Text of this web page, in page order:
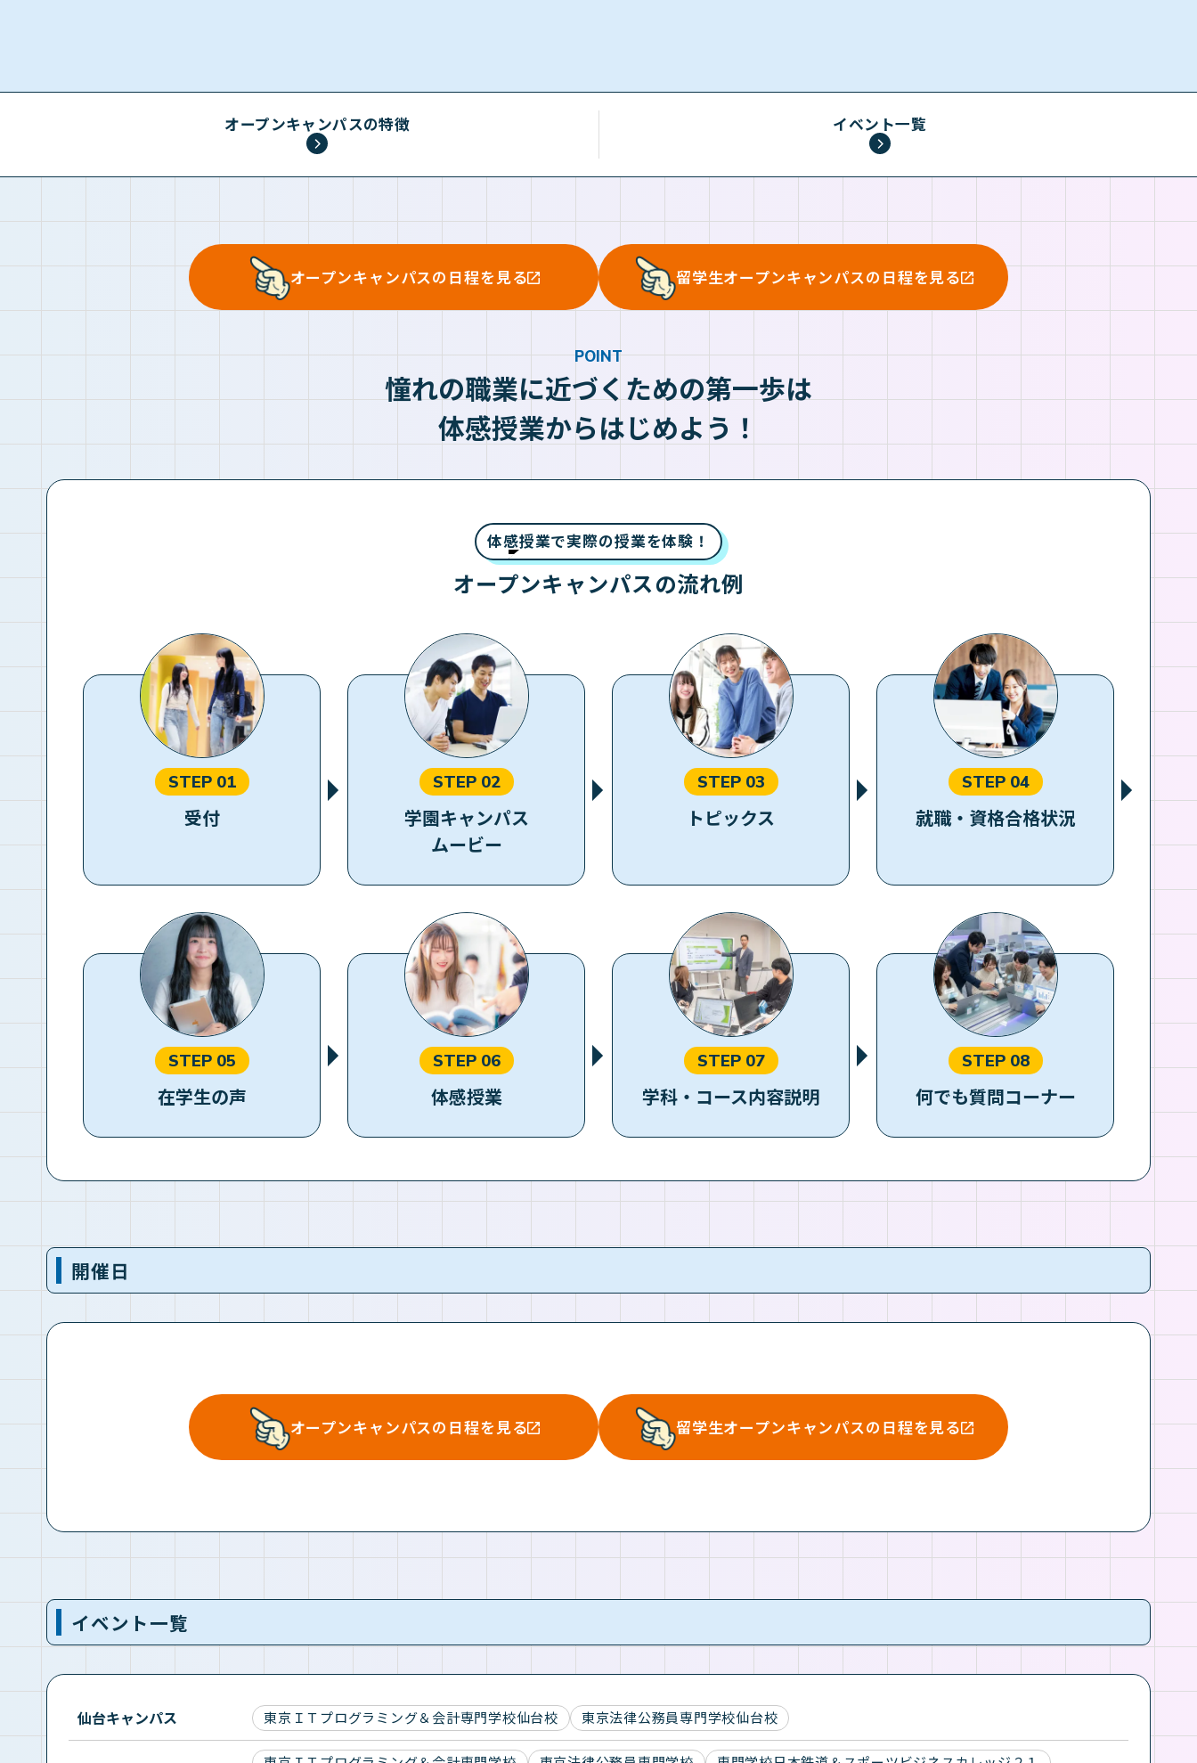
オープンキャンパスの特徴 イベント一覧
オープンキャンパスの日程を見る 留学生オープンキャンパスの日程を見る
憧れの職業に近づくための第一歩は
体感授業からはじめよう！
POINT
オープンキャンパスの流れ例
体感授業で実際の授業を体験！
STEP 01
受付
STEP 02
学園キャンパス
ムービー
STEP 03
トピックス
STEP 04
就職・資格合格状況
STEP 05
在学生の声
STEP 06
体感授業
STEP 07
学科・コース内容説明
STEP 08
何でも質問コーナー
開催日
オープンキャンパスの日程を見る 留学生オープンキャンパスの日程を見る
イベント一覧
仙台キャンパス 東京ＩＴプログラミング＆会計専門学校仙台校 東京法律公務員専門学校仙台校